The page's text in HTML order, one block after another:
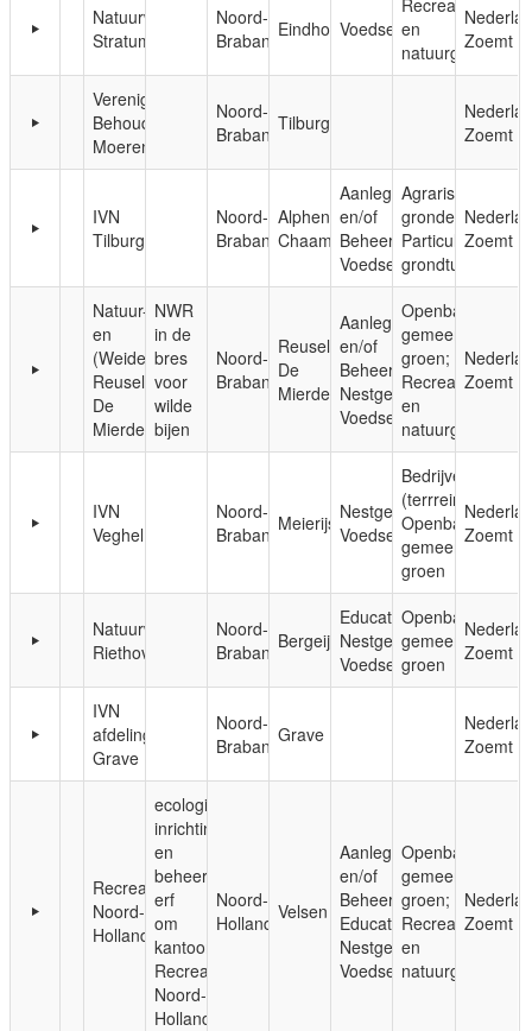
Natuurwerkgroep
Stratum
Noord-
Brabant EindhovenVoedsel en
natuurgebieden
Zoemt
Vereniging
Behoud
Moerenburg
Noord-
Brabant Tilburg
Zoemt
IVN
Tilburg
Noord-
Brabant
Alphen-
Chaam
Aanleg
en/of
Beheer;
Voedsel
Agrarische
gronden;
Particuliere
grondtuinen
Zoemt
Natuur-
en
(Weide)vogelvereniging
Reusel-
De
Mierden
NWR
in de
bres
voor
wilde
bijen
Noord-
Brabant
Reusel-
De
Mierden
Aanleg
en/of
Beheer;
Nestgelegenheid;
Voedsel
Openbaar,
gemeentelijk
groen;
Recreatie-
en
natuurgebieden
Zoemt
IVN
Veghel
Noord-
Brabant MeierijstadNestgelegenheid;
Voedsel
Bedrijven
(terrreinen);
Openbaar,
gemeentelijk
groen
Zoemt
Natuurwerkgroep
Riethoven
Noord-
Brabant Bergeijk
Educatie;
Nestgelegenheid;
Voedsel
Openbaar,
gemeentelijk
groen
Zoemt
IVN
afdeling
Grave
Noord-
Brabant Grave
Zoemt
Recreatie
Noord-
Holland
ecologische
inrichting
en
beheer
erf
om
kantoor
Recreatie
Noord-
Holland
Noord-
Holland Velsen
Aanleg
en/of
Beheer;
Educatie;
Nestgelegenheid;
Voedsel
Openbaar,
gemeentelijk
groen;
Recreatie-
en
natuurgebieden
Zoemt